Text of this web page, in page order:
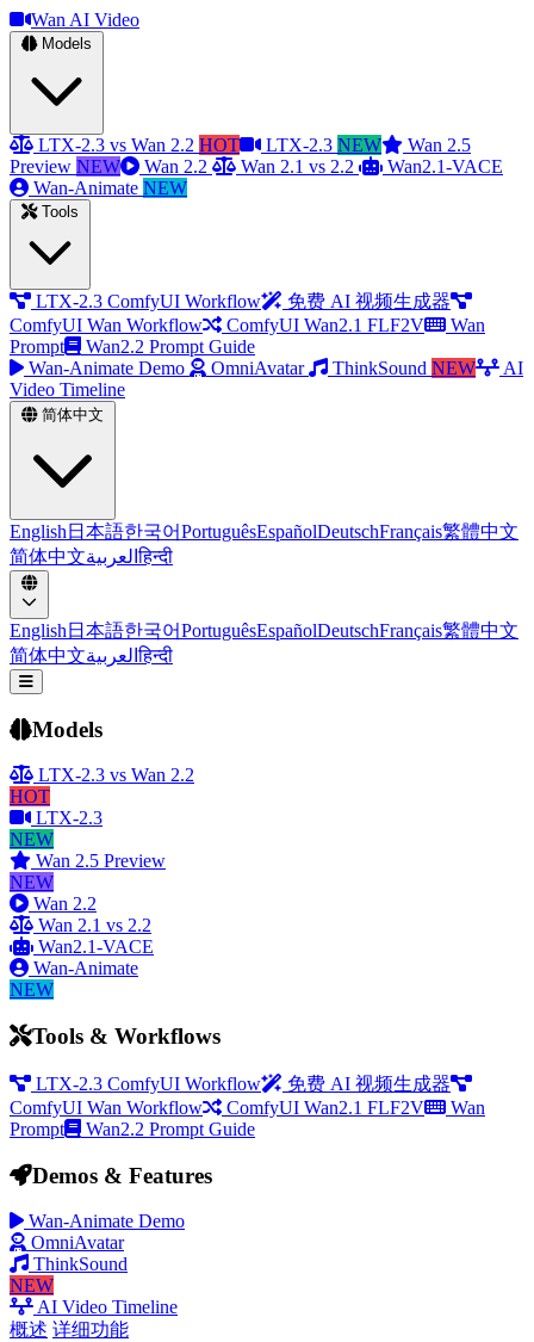
Wan AI Video
Models
LTX-2.3 vs Wan 2.2 HOT LTX-2.3 NEW
Wan 2.5
Preview NEW Wan 2.2 Wan 2.1 vs 2.2
Wan2.1-VACE
Wan-Animate NEW
Tools
LTX-2.3 ComfyUI Workflow
免费 AI 视频生成器
ComfyUI Wan Workflow
ComfyUI Wan2.1 FLF2V
Wan
Prompt
Wan2.2 Prompt Guide
Wan-Animate Demo
OmniAvatar ThinkSound NEW
AI
Video Timeline
简体中文
English 日本語한국어PortuguêsEspañolDeutschFrançais繁體中文
简体中文العربيةहिन्दी
English 日本語한국어PortuguêsEspañolDeutschFrançais繁體中文
简体中文العربيةहिन्दी
打开主菜单
Models
LTX-2.3 vs Wan 2.2
HOT
LTX-2.3
NEW
Wan 2.5 Preview
NEW
Wan 2.2
Wan 2.1 vs 2.2
Wan2.1-VACE
Wan-Animate
NEW
Tools & Workflows
LTX-2.3 ComfyUI Workflow
免费 AI 视频生成器
ComfyUI Wan Workflow
ComfyUI Wan2.1 FLF2V
Wan
Prompt
Wan2.2 Prompt Guide
Demos & Features
Wan-Animate Demo
OmniAvatar
ThinkSound
NEW
AI Video Timeline
概述 详细功能